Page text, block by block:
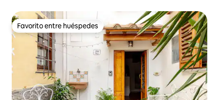
Favorito entre huéspedes
Favorito entre huéspedes